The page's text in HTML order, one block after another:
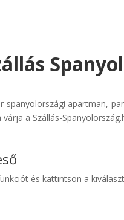
apartman,
a Szállás-
és kattintson a